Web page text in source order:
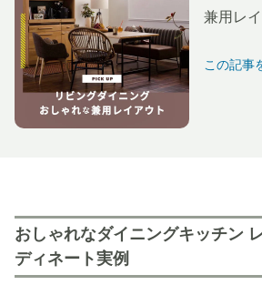
兼用レ
この記事
おしゃれなダイニングキッチン
ディネート実例